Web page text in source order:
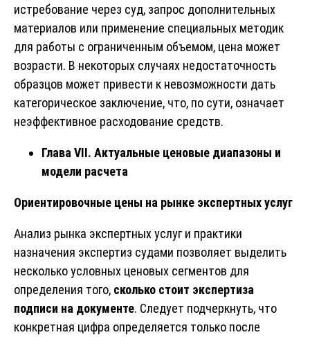
истребование через суд, запрос дополнительных
материалов или применение специальных методик
для работы с ограниченным объемом, цена может
возрасти. В некоторых случаях недостаточность
образцов может привести к невозможности дать
категорическое заключение, что, по сути, означает
неэффективное расходование средств.
Глава VII. Актуальные ценовые диапазоны и
модели расчета
Ориентировочные цены на рынке экспертных услуг
Анализ рынка экспертных услуг и практики
назначения экспертиз судами позволяет выделить
несколько условных ценовых сегментов для
определения того, сколько стоит экспертиза
подписи на документе. Следует подчеркнуть, что
конкретная цифра определяется только после